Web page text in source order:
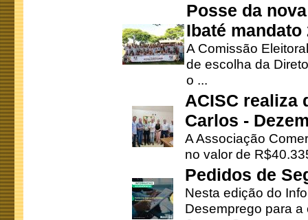
Posse da
Ibaté mandato
A Comissão
de escolha da
o ...
ACISC realiza
Carlos -
A Associação
no valor de
Pedidos de
Nesta edição do
Desemprego para